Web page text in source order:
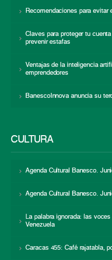
Recomendaciones para evitar
Claves para proteger tu
prevenir estafas
Ventajas de la inteligencia
emprendedores
BanescoInnova anuncia su
CULTURA
Agenda Cultural Banesco.
Agenda Cultural Banesco.
La palabra ignorada: las
Venezuela
Caracas 455: Café rajatabla,